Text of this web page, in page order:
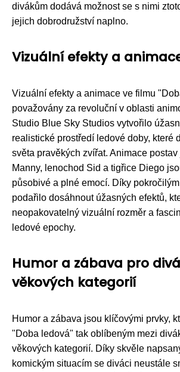
divákům dodává možnost se s nimi
jejich dobrodružství naplno.
Vizuální efekty a
Vizuální efekty a animace ve filmu
považovány za revoluční v oblasti
Studio Blue Sky Studios vytvořilo
realistické prostředí ledové doby, které
světa pravěkých zvířat. Animace
Manny, lenochod Sid a tigřice Diego
působivé a plné emocí. Díky
podařilo dosáhnout úžasných efektů,
neopakovatelný vizuální rozměr a
ledové epochy.
Humor a zábava pro
věkových kategorií
Humor a zábava jsou klíčovými prvky,
"Doba ledová" tak oblíbeným mezi
věkových kategorií. Díky skvěle
komickým situacím se diváci neustále